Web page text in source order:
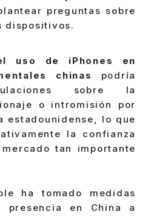
preguntas sobre
dispositivos.
uso de iPhones en
chinas podría
sobre la
o intromisión por
estadounidense, lo que
la confianza
tan importante
ha tomado medidas
presencia en China a